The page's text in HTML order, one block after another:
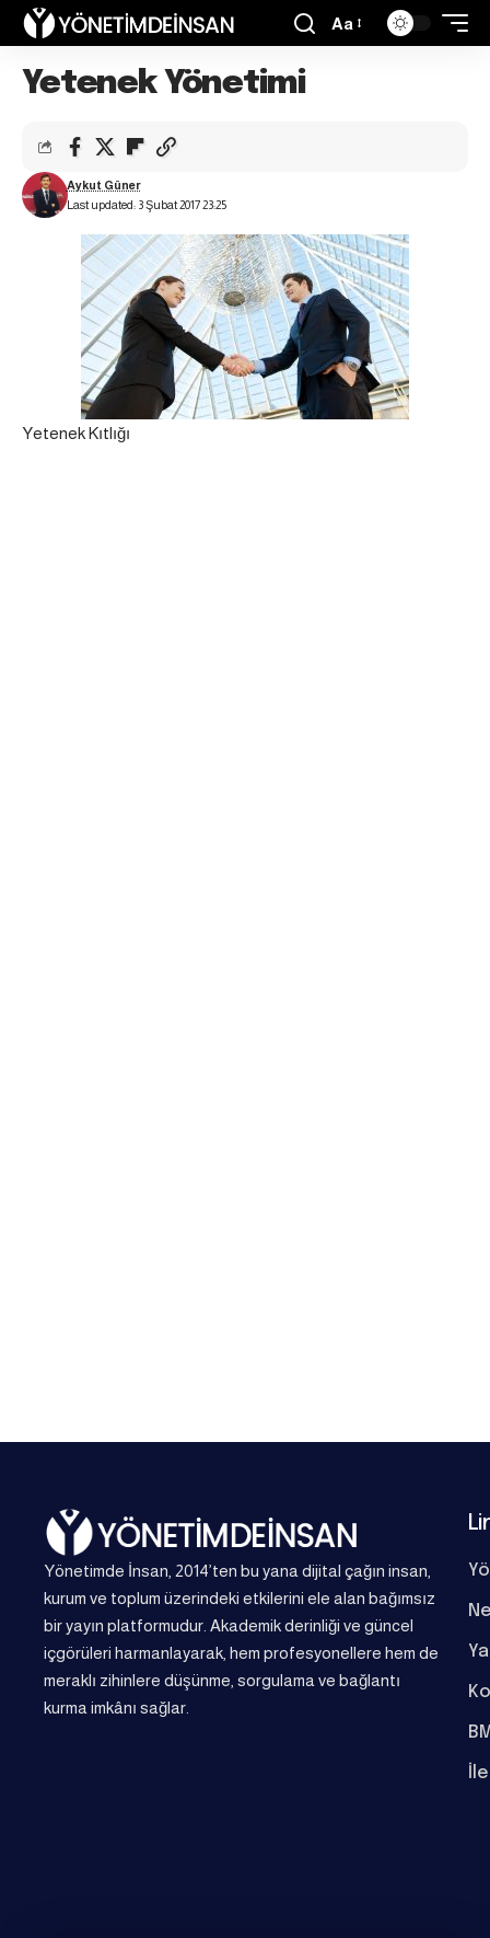
Aa
Yetenek Yönetimi
Last updated: 3 Şubat 2017 23:25
Aykut Güner
Yetenek Kıtlığı
Yönetimde İnsan, 2014’ten bu yana dijital çağın insan,
kurum ve toplum üzerindeki etkilerini ele alan bağımsız
bir yayın platformudur. Akademik derinliği ve güncel
içgörüleri harmanlayarak, hem profesyonellere hem de
meraklı zihinlere düşünme, sorgulama ve bağlantı
kurma imkânı sağlar.